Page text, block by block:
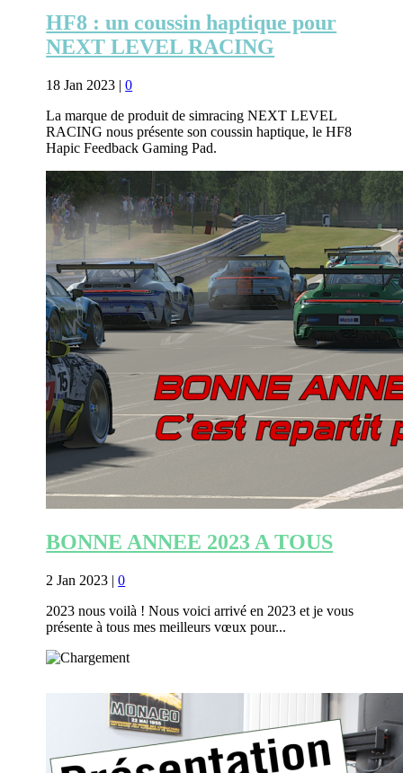
HF8 : un coussin haptique pour
NEXT LEVEL RACING
18 Jan 2023 |0
La marque de produit de simracing NEXT LEVEL
RACING nous présente son coussin haptique, le HF8
Hapic Feedback Gaming Pad.
BONNE ANNEE 2023 A TOUS
2 Jan 2023 |0
2023 nous voilà ! Nous voici arrivé en 2023 et je vous
présente à tous mes meilleurs vœux pour...